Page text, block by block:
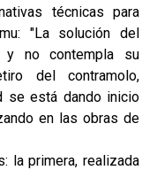
técnicas para
"La solución del
y no contempla su
del contramolo,
se está dando inicio
en las obras de
la primera, realizada